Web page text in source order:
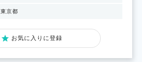
東京都
お気に入りに登録